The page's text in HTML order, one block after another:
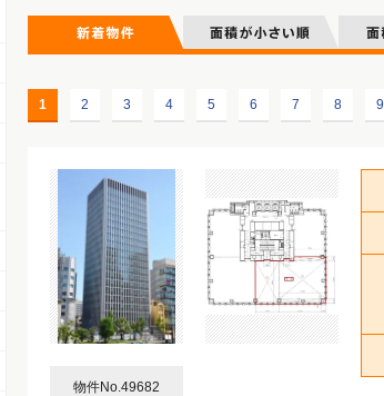
1 2 3 4 5 6 7 8 9
物件No.49682
梅田1丁目
梅田2丁目
梅田3丁目
うめきた・グランフロント
芝田
角田町・小松原町
茶屋町
堂島・曾根崎新地
中崎西・堂山町・太融寺町
曾根崎
西天満
中津・豊崎
梅田1丁目
梅田2丁目
梅田3丁目
うめきた・グランフロント
芝田
角田町・小松原町
茶屋町
堂島・曾根崎新地
中崎西・堂山町・太融寺町
曾根崎
西天満
中津・豊崎
梅田1丁目
梅田2丁目
梅田3丁目
うめきた・グランフロント
芝田
角田町・小松原町
茶屋町
堂島・曾根崎新地
中崎西・堂山町・太融寺町
曾根崎
西天満
中津・豊崎
梅田1丁目
梅田2丁目
梅田3丁目
うめきた・グランフロント
芝田
角田町・小松原町
茶屋町
堂島・曾根崎新地
中崎西・堂山町・太融寺町
曾根崎
西天満
中津・豊崎